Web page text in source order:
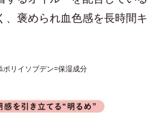
、褒められ血色感を長時間キ
リイソブデン=保湿成分